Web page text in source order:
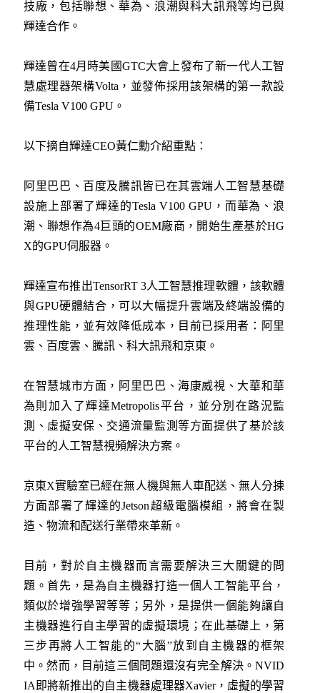
技廠，包括聯想、華為、浪潮與科大訊飛等均已與
輝達合作。
輝達曾在4月時美國GTC大會上發布了新一代人工智
慧處理器架構Volta，並發佈採用該架構的第一款設
備Tesla V100 GPU。
以下摘自輝達CEO黃仁勳介紹重點：
阿里巴巴、百度及騰訊皆已在其雲端人工智慧基礎
設施上部署了輝達的Tesla V100 GPU，而華為、浪
潮、聯想作為4巨頭的OEM廠商，開始生產基於HG
X的GPU伺服器。
輝達宣布推出TensorRT 3人工智慧推理軟體，該軟體
與GPU硬體結合，可以大幅提升雲端及終端設備的
推理性能，並有效降低成本，目前已採用者：阿里
雲、百度雲、騰訊、科大訊飛和京東。
在智慧城市方面，阿里巴巴、海康威視、大華和華
為則加入了輝達Metropolis平台，並分別在路況監
測、虛擬安保、交通流量監測等方面提供了基於該
平台的人工智慧視頻解決方案。
京東X實驗室已經在無人機與無人車配送、無人分揀
方面部署了輝達的Jetson超級電腦模組，將會在製
造、物流和配送行業帶來革新。
目前，對於自主機器而言需要解決三大關鍵的問
題。首先，是為自主機器打造一個人工智能平台，
類似於增強學習等等；另外，是提供一個能夠讓自
主機器進行自主學習的虛擬環境；在此基礎上，第
三步再將人工智能的“大腦”放到自主機器的框架
中。然而，目前這三個問題還沒有完全解決。NVID
IA即將新推出的自主機器處理器Xavier，虛擬的學習